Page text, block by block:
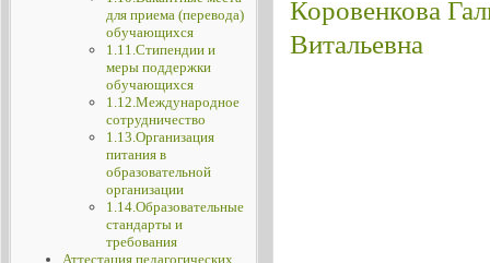
для приема (перевода)
обучающихся
1.11.Стипендии и
меры поддержки
обучающихся
1.12.Международное
сотрудничество
1.13.Организация
питания в
образовательной
организации
1.14.Образовательные
стандарты и
требования
Аттестация педагогических